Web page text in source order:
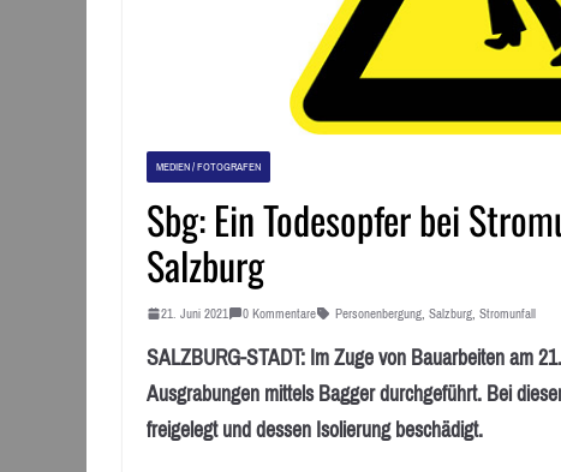
MEDIEN / FOTOGRAFEN
Sbg: Ein Todesopfer bei
Salzburg
21. Juni 2021 0 Kommentare Personenbergung, Salzburg, Stromunfall
SALZBURG-STADT: Im Zuge von Bauarbeiten am
Ausgrabungen mittels Bagger durchgeführt. Bei
freigelegt und dessen Isolierung beschädigt.